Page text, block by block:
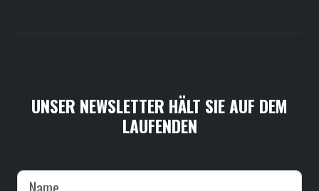
UNSER NEWSLETTER HÄLT SIE AUF DEM
LAUFENDEN